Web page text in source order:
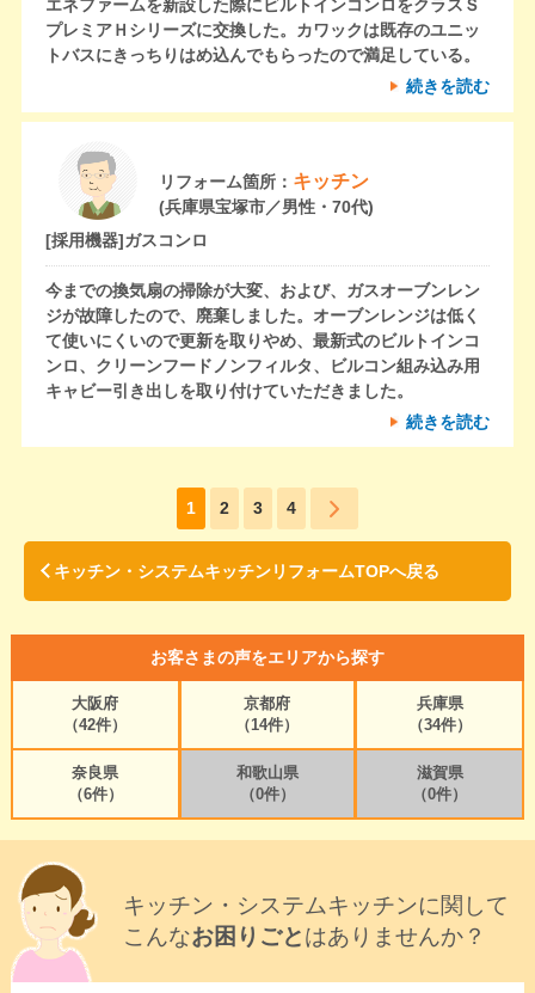
エネファームを新設した際にビルトインコンロをクラスＳ
プレミアＨシリーズに交換した。カワックは既存のユニッ
トバスにきっちりはめ込んでもらったので満足している。
続きを読む
リフォーム箇所： キッチン
(兵庫県宝塚市／男性・70代)
[採用機器]ガスコンロ
今までの換気扇の掃除が大変、および、ガスオーブンレン
ジが故障したので、廃棄しました。オーブンレンジは低く
て使いにくいので更新を取りやめ、最新式のビルトインコ
ンロ、クリーンフードノンフィルタ、ビルコン組み込み用
キャビー引き出しを取り付けていただきました。
続きを読む
1 2 3 4
キッチン・システムキッチンリフォームTOPへ戻る
お客さまの声をエリアから探す
大阪府
（42件）
京都府
（14件）
兵庫県
（34件）
奈良県
（6件）
和歌山県
（0件）
滋賀県
（0件）
キッチン・システムキッチンに関して
こんなお困りごとはありませんか？